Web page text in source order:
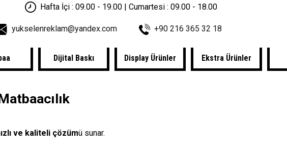
Dijital Baskı Display Ürünler Ekstra Ürünler
yukselenreklam@yandex.com +90 216 365 32 18
Hafta İçi : 09.00 - 19.00 | Cumartesi : 09.00 - 18.00
ve kaliteli çözümü sunar.